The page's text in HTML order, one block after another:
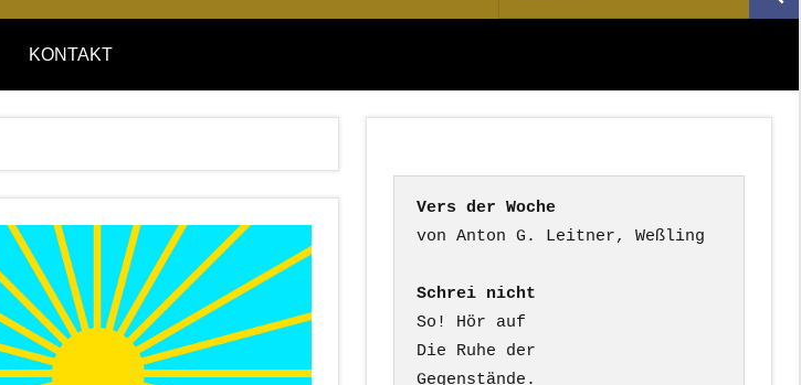
nach:
KONTAKT
Vers der Woche
Schrei nicht
So! Hör auf
Die Ruhe der
Gegenstände.